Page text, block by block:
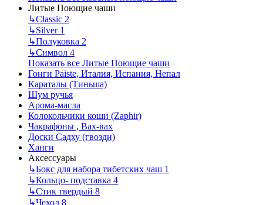
Литые Поющие чаши
↳Classic 2
↳Silver 1
↳Полуковка 2
↳Символ 4
Показать все Литые Поющие чаши
Гонги Paiste, Италия, Испания, Непал
Караталы (Тиньша)
Шум ручья
Арома-масла
Колокольчики коши (Zaphir)
Чакрафоны , Вах-вах
Доски Садху (гвозди)
Ханги
Аксессуары
↳Бокс для набора тибетских чаш 1
↳Кольцо- подставка 4
↳Стик твердый 8
↳Чехол 8